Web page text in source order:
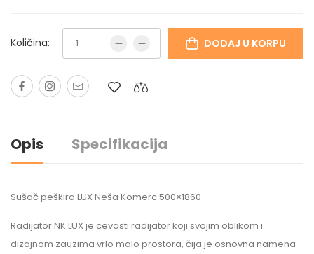
Količina: DODAJ U KORPU
Opis Specifikacija
Sušač peškira LUX Neša Komerc 500×1860
Radijator NK LUX je cevasti radijator koji svojim oblikom i
dizajnom zauzima vrlo malo prostora, čija je osnovna namena